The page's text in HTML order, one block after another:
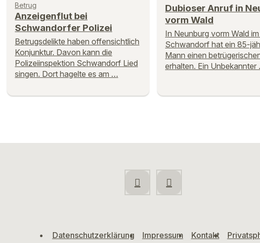
Betrug
Anzeigenflut bei
Schwandorfer Polizei
Betrugsdelikte haben offensichtlich
Konjunktur. Davon kann die
Polizeiinspektion Schwandorf Lied
singen. Dort hagelte es am …
Dubioser Anruf in
vorm Wald
In Neunburg vorm Wald
Schwandorf hat ein 85-
Mann einen
erhalten. Ein Unbekannter
Datenschutzerklärung Impressum Kontakt